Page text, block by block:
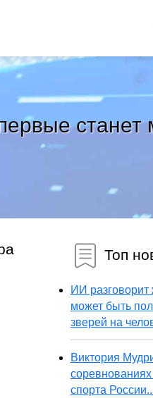
Топ
ИИ
может быть
зверей на
Виктория
спорта